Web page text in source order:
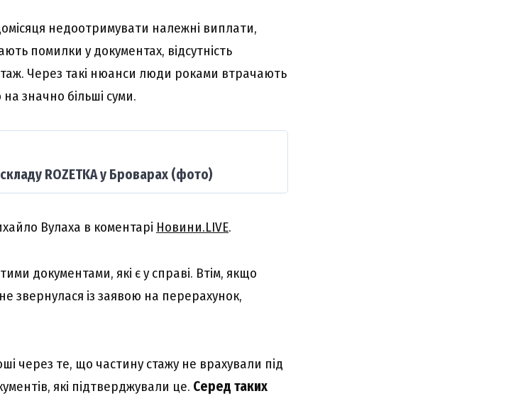
недоотримувати належні виплати,
помилки у документах, відсутність
Через такі нюанси люди роками втрачають
значно більші суми.
ROZETKA у Броварах (фото)
Вулаха в коментарі Новини.LIVE.
документами, які є у справі. Втім, якщо
звернулася із заявою на перерахунок,
через те, що частину стажу не врахували під
які підтверджували це. Серед таких